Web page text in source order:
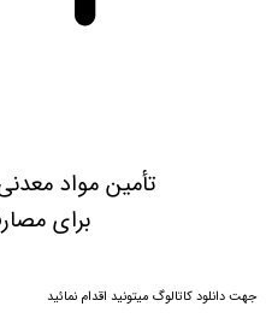
تأمین مواد
برای
جهت دانلود کاتالوگ میتونید اقدام نمائید